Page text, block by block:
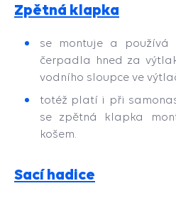
Zpětná klapka
se montuje a používá
čerpadla hned za
vodního sloupce ve
totéž platí i při
se zpětná klapka
košem.
Sací hadice